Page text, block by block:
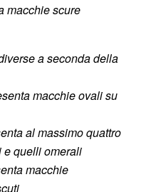
macchie scure
a seconda della
macchie ovali su
al massimo quattro
e quelli omerali
macchie